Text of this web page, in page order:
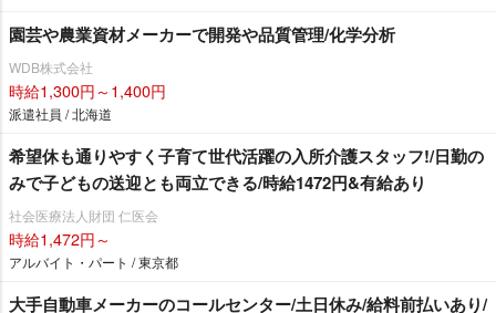
園芸や農業資材メーカーで開発や品質管理/化学分析
WDB株式会社
時給1,300円～1,400円
派遣社員 / 北海道
希望休も通りやすく子育て世代活躍の入所介護スタッフ!/日勤の
みで子どもの送迎とも両立できる/時給1472円&有給あり
社会医療法人財団 仁医会
時給1,472円～
アルバイト・パート / 東京都
大手自動車メーカーのコールセンター/土日休み/給料前払いあり/